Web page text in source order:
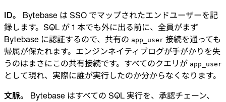
ID。
Bytebase は SSO でマップされたエンドユーザーを記
録します。SQL が 1 本でも外に出る前に、全員がまず
Bytebase に認証するので、共有の app_user 接続を通っても
帰属が保たれます。エンジンネイティブログが手がかりを失
うのはまさにこの共有接続です。すべてのクエリが app_user
として現れ、実際に誰が実行したのか分からなくなります。
文脈。
Bytebase はすべての SQL 実行を、承認チェーン、